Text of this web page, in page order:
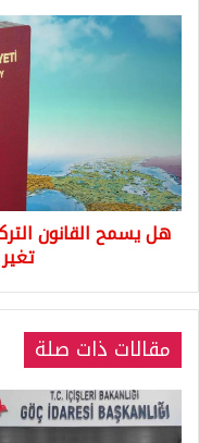
هل
بسحب
الجنسية
التركية
في
حال
تغير
2023
هل يسمح القانون
تغير
مقالات ذات صلة